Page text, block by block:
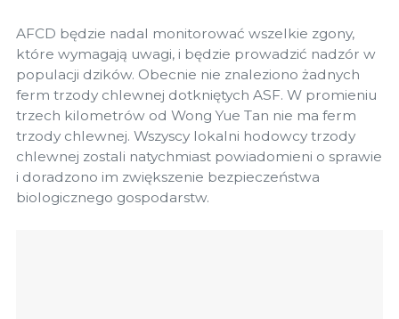
AFCD będzie nadal monitorować wszelkie zgony,
które wymagają uwagi, i będzie prowadzić nadzór w
populacji dzików. Obecnie nie znaleziono żadnych
ferm trzody chlewnej dotkniętych ASF. W promieniu
trzech kilometrów od Wong Yue Tan nie ma ferm
trzody chlewnej. Wszyscy lokalni hodowcy trzody
chlewnej zostali natychmiast powiadomieni o sprawie
i doradzono im zwiększenie bezpieczeństwa
biologicznego gospodarstw.